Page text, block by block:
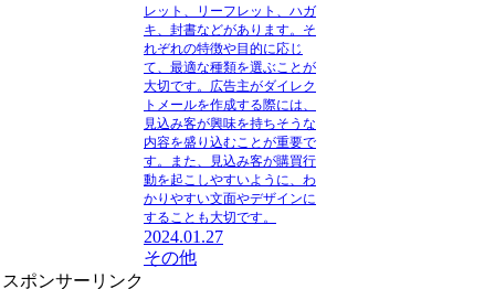
レット、リーフレット、ハガ
キ、封書などがあります。そ
れぞれの特徴や目的に応じ
て、最適な種類を選ぶことが
大切です。広告主がダイレク
トメールを作成する際には、
見込み客が興味を持ちそうな
内容を盛り込むことが重要で
す。また、見込み客が購買行
動を起こしやすいように、わ
かりやすい文面やデザインに
することも大切です。
2024.01.27
その他
スポンサーリンク